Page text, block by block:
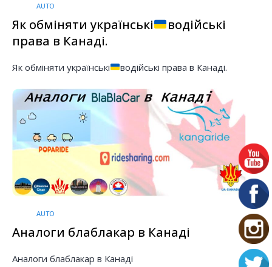
AUTO
Як обміняти українські
водійські
права в Канаді.
Як обміняти українські водійські права в Канаді.
AUTO
Аналоги блаблакар в Канаді
Аналоги блаблакар в Канаді